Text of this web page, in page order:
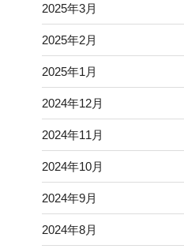
2025年3月
2025年2月
2025年1月
2024年12月
2024年11月
2024年10月
2024年9月
2024年8月